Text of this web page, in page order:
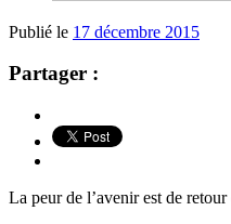
Publié le 17 décembre 2015
Partager :
La peur de l’avenir est de